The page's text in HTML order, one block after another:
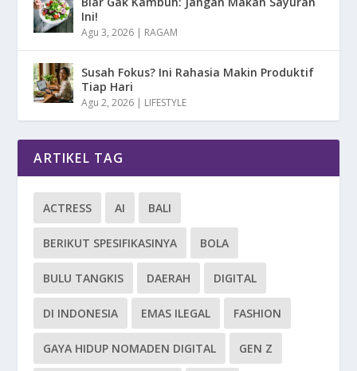
Ini!
Agu 3, 2026 | RAGAM
Susah Fokus? Ini Rahasia Makin Produktif
Tiap Hari
Agu 2, 2026 | LIFESTYLE
ARTIKEL TAG
ACTRESS AI BALI
BERIKUT SPESIFIKASINYA BOLA
BULU TANGKIS DAERAH DIGITAL
DI INDONESIA EMAS ILEGAL FASHION
GAYA HIDUP NOMADEN DIGITAL GEN Z